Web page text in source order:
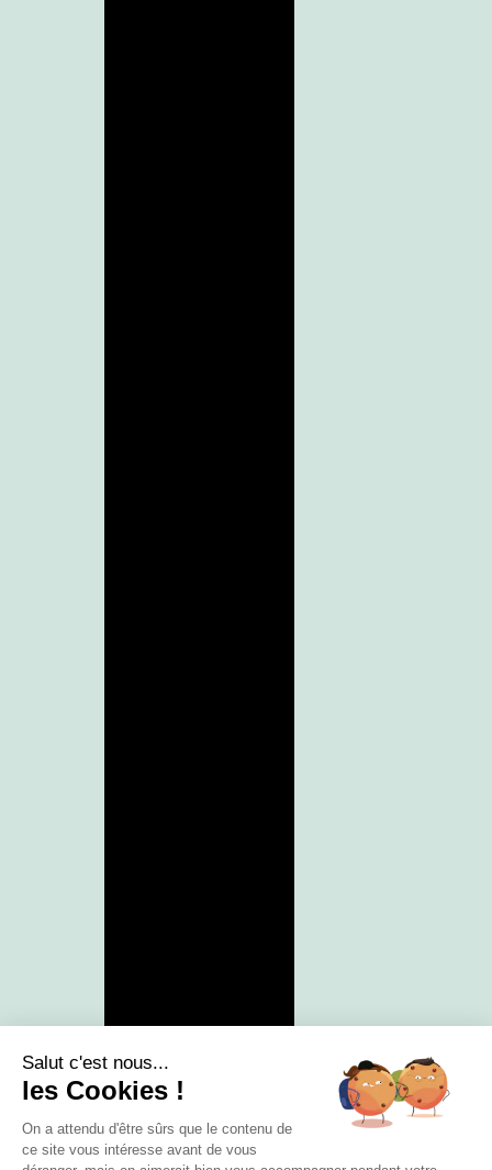
Salut c'est nous...
les Cookies !
On a attendu d'être sûrs que le contenu de
ce site vous intéresse avant de vous